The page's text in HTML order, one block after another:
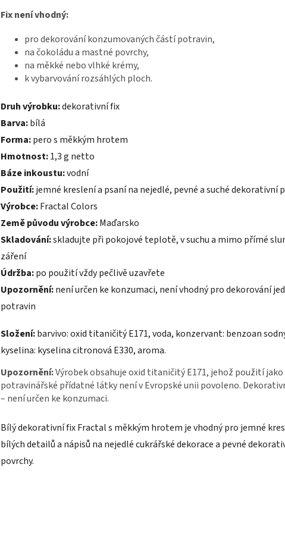
Fix není vhodný:
pro dekorování konzumovaných částí potravin,
na čokoládu a mastné povrchy,
na měkké nebo vlhké krémy,
k vybarvování rozsáhlých ploch.
Druh výrobku:dekorativní fix
Barva:bílá
Forma:pero s měkkým hrotem
Hmotnost:1,3 g netto
Báze inkoustu:vodní
Použití:jemné kreslení a psaní na nejedlé, pevné a suché dekorativní
Výrobce:Fractal Colors
Země původu výrobce:Maďarsko
Skladování:skladujte při pokojové teplotě, v suchu a mimo přímé
záření
Údržba:po použití vždy pečlivě uzavřete
Upozornění:není určen ke konzumaci, není vhodný pro dekorování
potravin
Složení:barvivo: oxid titaničitý E171, voda, konzervant: benzoan
kyselina: kyselina citronová E330, aroma.
Upozornění:Výrobek obsahuje oxid titaničitý E171, jehož použití jako
potravinářské přídatné látky není v Evropské unii povoleno.
– není určen ke konzumaci.
Bílý dekorativní fix Fractal s měkkým hrotem je vhodný pro jemné
bílých detailů a nápisů na nejedlé cukrářské dekorace a pevné
povrchy.